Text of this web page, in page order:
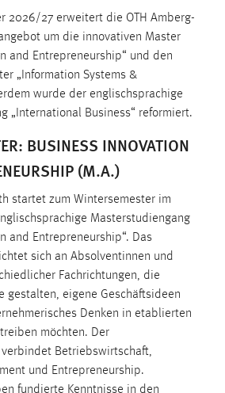
2026/27 erweitert die OTH Amberg-
um die innovativen Master
and Entrepreneurship“ und den
„Information Systems &
wurde der englischsprachige
„International Business“ reformiert.
BUSINESS INNOVATION
(M.A.)
startet zum Wintersemester im
Masterstudiengang
and Entrepreneurship“. Das
sich an Absolventinnen und
Fachrichtungen, die
gestalten, eigene Geschäftsideen
Denken in etablierten
möchten. Der
Betriebswirtschaft,
und Entrepreneurship.
fundierte Kenntnisse in den
be_lastLoginProvider
notwendig um sich an der Website
Informationen anonym.
helfen uns zu verstehen, wie
unsere Website nutzen.
_pk_id, _pk_ses